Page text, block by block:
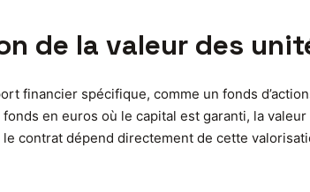
de la valeur des
financier spécifique, comme un fonds
en euros où le capital est garanti, la
contrat dépend directement de cette